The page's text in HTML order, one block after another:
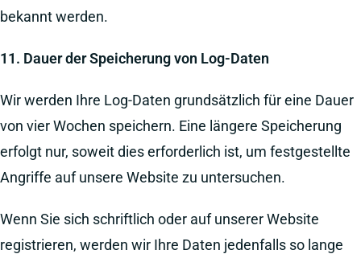
bekannt werden.
11. Dauer der Speicherung von Log-Daten
Wir werden Ihre Log-Daten grundsätzlich für eine Dauer
von vier Wochen speichern. Eine längere Speicherung
erfolgt nur, soweit dies erforderlich ist, um festgestellte
Angriffe auf unsere Website zu untersuchen.
Wenn Sie sich schriftlich oder auf unserer Website
registrieren, werden wir Ihre Daten jedenfalls so lange